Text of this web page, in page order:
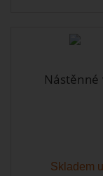
Nástěnné
Skladem